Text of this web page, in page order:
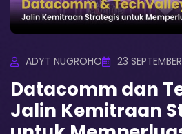
ADYT NUGROHO 23
Datacomm dan
Jalin Kemitraan